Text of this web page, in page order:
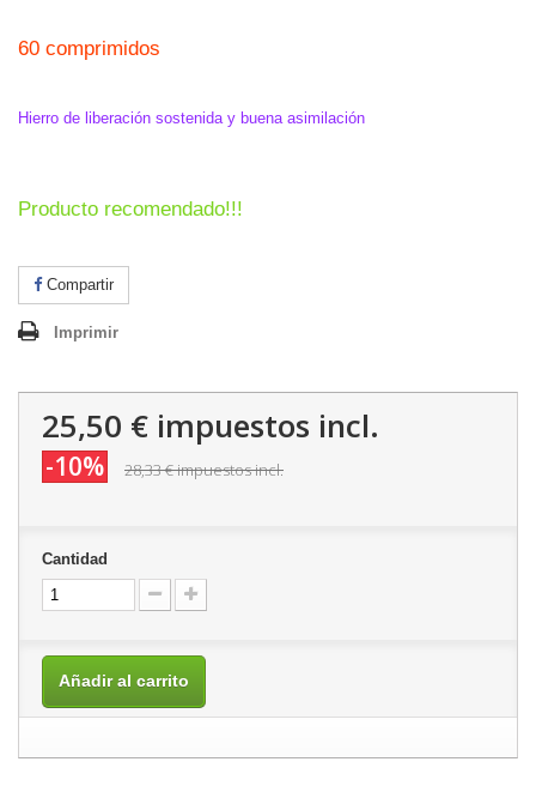
60 comprimidos
Hierro de liberación sostenida y buena asimilación
Producto recomendado!!!
Compartir
Imprimir
25,50 € impuestos incl.
-10% 28,33 €impuestos incl.
Cantidad
Añadir al carrito